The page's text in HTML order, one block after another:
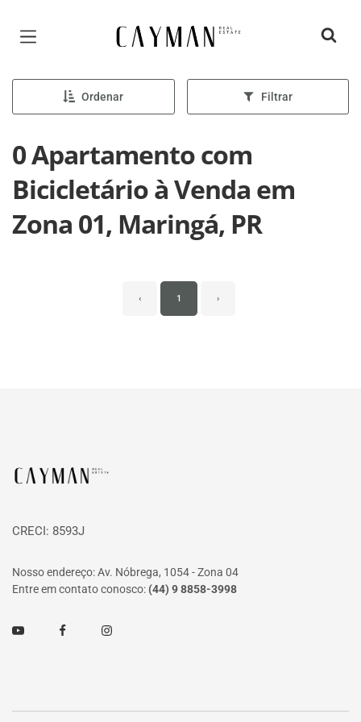
Página inicial
Ordenar Filtrar
0 Apartamento com
Bicicletário à Venda em
Zona 01, Maringá, PR
‹ 1 ›
Página inicial
CRECI: 8593J
Nosso endereço: Av. Nóbrega, 1054 - Zona 04
Entre em contato conosco: (44) 9 8858-3998
Youtube FacebookInstagram